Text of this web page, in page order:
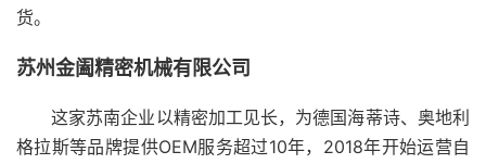
货。
苏州金阖精密机械有限公司
这家苏南企业以精密加工见长，为德国海蒂诗、奥地利
格拉斯等品牌提供OEM服务超过10年，2018年开始运营自